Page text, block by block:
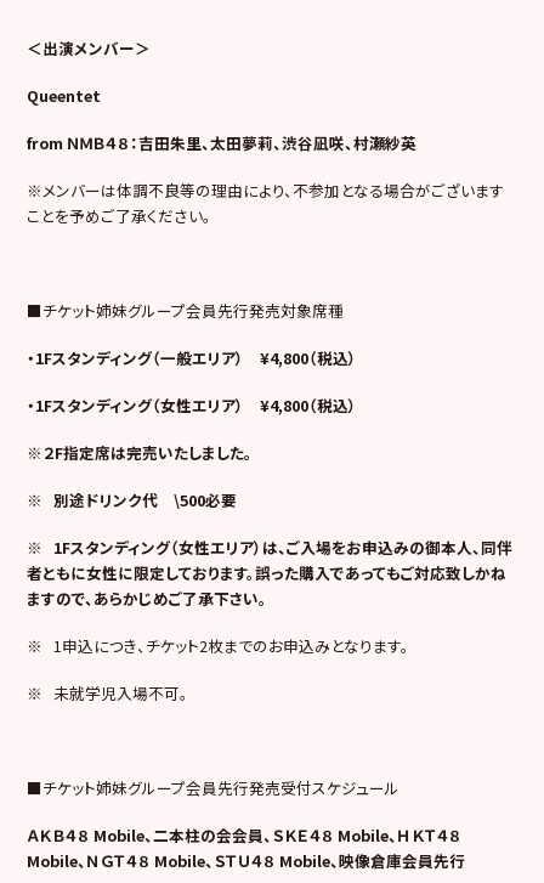
＜出演メンバー＞
Queentet
from ＮＭＢ４８：吉田朱里、太田夢莉、渋谷凪咲、村瀬紗英
※メンバーは体調不良等の理由により、不参加となる場合がございます
ことを予めご了承ください。
■チケット姉妹グループ会員先行発売対象席種
・1Fスタンディング（一般エリア） ¥4,800（税込）
・1Fスタンディング（女性エリア） ¥4,800（税込）
※２F指定席は完売いたしました。
※ 別途ドリンク代 \500必要
※ 1Fスタンディング（女性エリア）は、ご入場をお申込みの御本人、同伴
者ともに女性に限定しております。誤った購入であってもご対応致しかね
ますので、あらかじめご了承下さい。
※ 1申込につき、チケット2枚までのお申込みとなります。
※ 未就学児入場不可。
■チケット姉妹グループ会員先行発売受付スケジュール
ＡＫＢ４８ Mobile、二本柱の会会員、ＳＫＥ４８ Mobile、ＨＫＴ４８
Mobile、ＮＧＴ４８ Mobile、ＳＴＵ４８ Mobile、映像倉庫会員先行